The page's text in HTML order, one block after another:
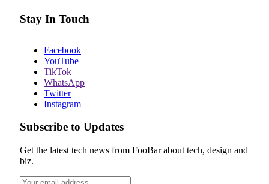
Stay In Touch
Facebook
YouTube
TikTok
WhatsApp
Twitter
Instagram
Subscribe to Updates
Get the latest tech news from FooBar about tech, design and
biz.